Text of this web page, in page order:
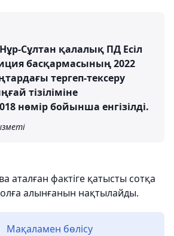
Сұлтан қалалық ПД Есіл
басқармасының 2022
тергеп-тексеру
тізіліміне
нөмір бойынша енгізілді.
аталған фактіге қатысты сотқа
қолға алынғанын нақтылайды.
Мақаламен бөлісу